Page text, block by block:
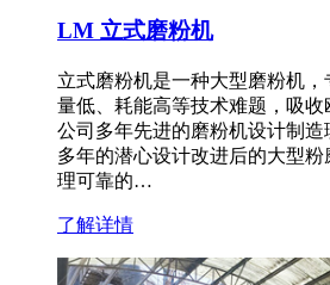
LM 立式磨粉机
立式磨粉机是一种大型磨粉机
量低、耗能高等技术难题，吸
公司多年先进的磨粉机设计制
多年的潜心设计改进后的大型
理可靠的…
了解详情